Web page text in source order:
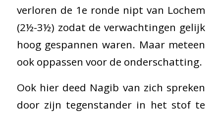
verloren de 1e ronde nipt van Lochem
(2½-3½) zodat de verwachtingen gelijk
hoog gespannen waren. Maar meteen
ook oppassen voor de onderschatting.
Ook hier deed Nagib van zich spreken
door zijn tegenstander in het stof te